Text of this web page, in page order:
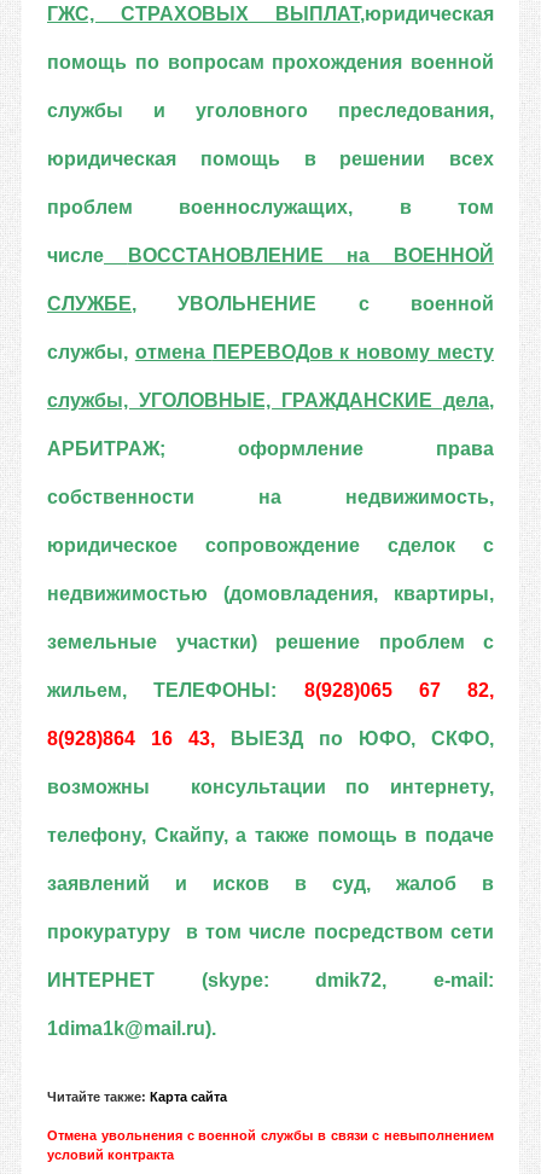
ГЖС, СТРАХОВЫХ ВЫПЛАТ,юридическая
помощь по вопросам прохождения военной
службы и уголовного преследования,
юридическая помощь в решении всех
проблем военнослужащих, в том
числе ВОССТАНОВЛЕНИЕ на ВОЕННОЙ
СЛУЖБЕ, УВОЛЬНЕНИЕ с военной
службы, отмена ПЕРЕВОДов к новому месту
службы, УГОЛОВНЫЕ, ГРАЖДАНСКИЕ дела,
АРБИТРАЖ; оформление права
собственности на недвижимость,
юридическое сопровождение сделок с
недвижимостью (домовладения, квартиры,
земельные участки) решение проблем с
жильем, ТЕЛЕФОНЫ: 8(928)065 67 82,
8(928)864 16 43, ВЫЕЗД по ЮФО, СКФО,
возможны консультации по интернету,
телефону, Скайпу, а также помощь в подаче
заявлений и исков в суд, жалоб в
прокуратуру в том числе посредством сети
ИНТЕРНЕТ (skype: dmik72, e-mail:
1dima1k@mail.ru).
Читайте также: Карта сайта
Отмена увольнения с военной службы в связи с невыполнением
условий контракта